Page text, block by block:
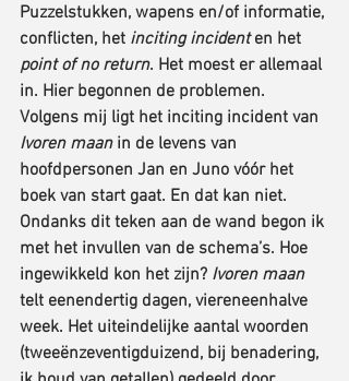
Puzzelstukken, wapens en/of informatie,
conflicten, het inciting incident en het
point of no return. Het moest er allemaal
in. Hier begonnen de problemen.
Volgens mij ligt het inciting incident van
Ivoren maan in de levens van
hoofdpersonen Jan en Juno vóór het
boek van start gaat. En dat kan niet.
Ondanks dit teken aan de wand begon ik
met het invullen van de schema’s. Hoe
ingewikkeld kon het zijn? Ivoren maan
telt eenendertig dagen, viereneenhalve
week. Het uiteindelijke aantal woorden
(tweeënzeventigduizend, bij benadering,